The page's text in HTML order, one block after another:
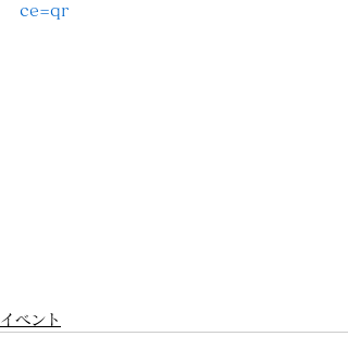
ce=qr
イベント